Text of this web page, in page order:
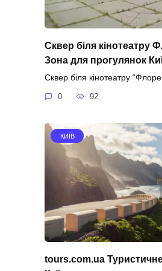
Сквер біля кінотеатру
Зона для прогулянок
Сквер біля кінотеатру
0 92
КИЇВ
tours.com.ua